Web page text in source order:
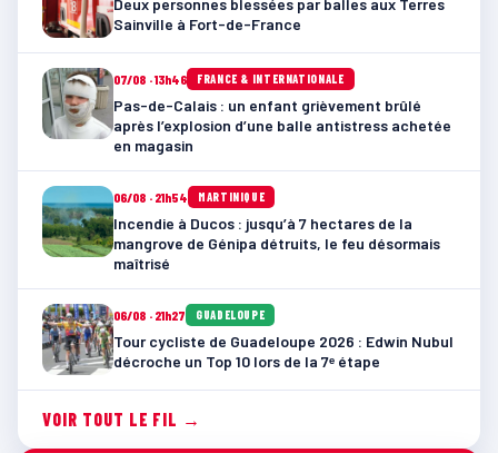
Deux personnes blessées par balles aux Terres
Sainville à Fort-de-France
07/08 · 13h46 FRANCE & INTERNATIONALE
Pas-de-Calais : un enfant grièvement brûlé
après l’explosion d’une balle antistress achetée
en magasin
06/08 · 21h54 MARTINIQUE
Incendie à Ducos : jusqu’à 7 hectares de la
mangrove de Génipa détruits, le feu désormais
maîtrisé
06/08 · 21h27 GUADELOUPE
Tour cycliste de Guadeloupe 2026 : Edwin Nubul
décroche un Top 10 lors de la 7ᵉ étape
VOIR TOUT LE FIL →